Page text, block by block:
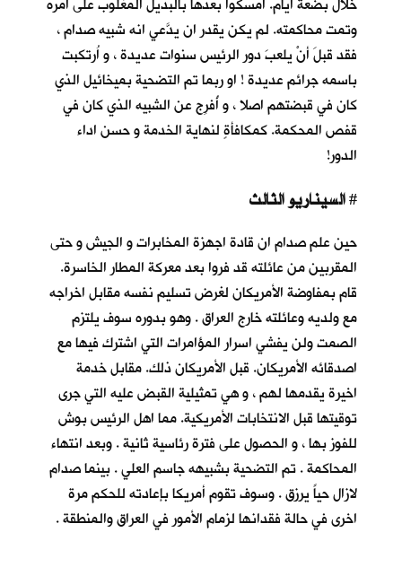
وتمت محاكمته. لم يكن يقدر ان يدَّعي انه شبيه صدام ،
فقد قبلَ أنْ يلعبَ دور الرئيس سنوات عديدة ، و اُرتكبت
باسمه جرائم عديدة ! او ربما تم التضحية بميخائيل الذي
كان في قبضتهم اصلا ، و أُفرِج عن الشبيه الذي كان في
قفص المحكمة. كمكافأةٍ لنهاية الخدمة و حسن اداء
الدور!
#
حين علم صدام ان قادة اجهزة المخابرات و الجيش و حتى
المقربين من عائلته قد فروا بعد معركة المطار الخاسرة.
قام بمفاوضة الأمريكان لغرض تسليم نفسه مقابل اخراجه
مع ولديه وعائلته خارج العراق . وهو بدوره سوف يلتزم
الصمت ولن يفشي اسرار المؤامرات التي اشترك فيها مع
اصدقائه الأمريكان. قبل الأمريكان ذلك. مقابل خدمة
اخيرة يقدمها لهم ، و هي تمثيلية القبض عليه التي جرى
توقيتها قبل الانتخابات الأمريكية. مما اهل الرئيس بوش
للفوز بها ، و الحصول على فترة رئاسية ثانية . وبعد انتهاء
المحاكمة . تم التضحية بشبيهه جاسم العلي . بينما صدام
لازال حياً يرزق . وسوف تقوم أمريكا بإعادته للحكم مرة
اخرى في حالة فقدانها لزمام الأمور في العراق والمنطقة .